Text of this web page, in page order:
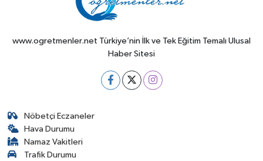
www.ogretmenler.net Türkiye’nin İlk ve Tek Eğitim Temalı Ulusal
Haber Sitesi
Nöbetçi Eczaneler
Hava Durumu
Namaz Vakitleri
Trafik Durumu